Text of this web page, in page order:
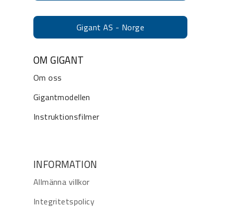
Gigant AS - Norge
OM GIGANT
Om oss
Gigantmodellen
Instruktionsfilmer
INFORMATION
Allmänna villkor
Integritetspolicy